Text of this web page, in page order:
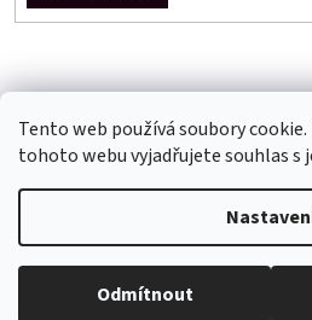
Tento web používá soubory
tohoto webu vyjadřujete souhlas s
Odmítnout
Copyright 2026Perfect Dress EU.
Upravit nastavení